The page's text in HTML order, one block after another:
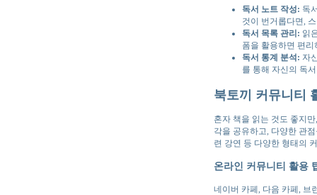
독서 노트 작성: 독
것이 번거롭다면,
독서 목록 관리: 읽
폼을 활용하면 편
독서 통계 분석: 자
를 통해 자신의 독
북토끼 커뮤니티
혼자 책을 읽는 것도 좋지
각을 공유하고, 다양한 관
련 강연 등 다양한 형태의
온라인 커뮤니티 활용
네이버 카페, 다음 카페, 브